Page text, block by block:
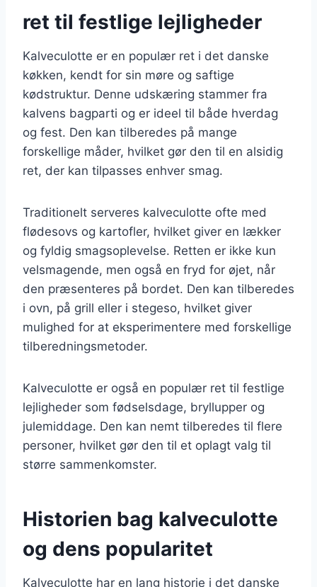
ret til festlige lejligheder
Kalveculotte er en populær ret i det danske
køkken, kendt for sin møre og saftige
kødstruktur. Denne udskæring stammer fra
kalvens bagparti og er ideel til både hverdag
og fest. Den kan tilberedes på mange
forskellige måder, hvilket gør den til en alsidig
ret, der kan tilpasses enhver smag.
Traditionelt serveres kalveculotte ofte med
flødesovs og kartofler, hvilket giver en lækker
og fyldig smagsoplevelse. Retten er ikke kun
velsmagende, men også en fryd for øjet, når
den præsenteres på bordet. Den kan tilberedes
i ovn, på grill eller i stegeso, hvilket giver
mulighed for at eksperimentere med forskellige
tilberedningsmetoder.
Kalveculotte er også en populær ret til festlige
lejligheder som fødselsdage, bryllupper og
julemiddage. Den kan nemt tilberedes til flere
personer, hvilket gør den til et oplagt valg til
større sammenkomster.
Historien bag kalveculotte
og dens popularitet
Kalveculotte har en lang historie i det danske